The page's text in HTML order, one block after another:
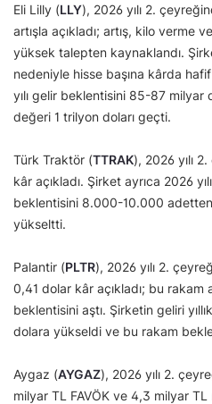
Eli Lilly (LLY), 2026 yılı 2.
artışla açıkladı; artış, kilo verme
yüksek talepten kaynaklandı.
nedeniyle hisse başına kârda
yılı gelir beklentisini 85-87
değeri 1 trilyon doları geçti.
Türk Traktör (TTRAK), 2026 yılı
kâr açıkladı. Şirket ayrıca 2026
beklentisini 8.000-10.000
yükseltti.
Palantir (PLTR), 2026 yılı 2.
0,41 dolar kâr açıkladı; bu
beklentisini aştı. Şirketin geliri
dolara yükseldi ve bu rakam
Aygaz (AYGAZ), 2026 yılı 2.
milyar TL FAVÖK ve 4,3 milyar